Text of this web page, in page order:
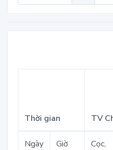
Thời gian TV
Ngày Giờ
Cọc,